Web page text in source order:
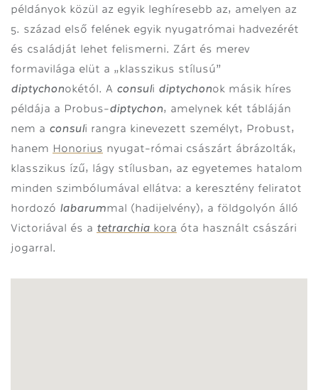
példányok közül az egyik leghíresebb az, amelyen az
5. század első felének egyik nyugatrómai hadvezérét
és családját lehet felismerni. Zárt és merev
formavilága elüt a „klasszikus stílusú”
diptychonokétól. A consuli diptychonok másik híres
példája a Probus-diptychon, amelynek két tábláján
nem a consuli rangra kinevezett személyt, Probust,
hanem Honorius nyugat-római császárt ábrázolták,
klasszikus ízű, lágy stílusban, az egyetemes hatalom
minden szimbólumával ellátva: a keresztény feliratot
hordozó labarummal (hadijelvény), a földgolyón álló
Victoriával és a tetrarchia kora óta használt császári
jogarral.